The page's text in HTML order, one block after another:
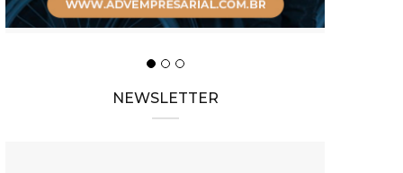
NEWSLETTER